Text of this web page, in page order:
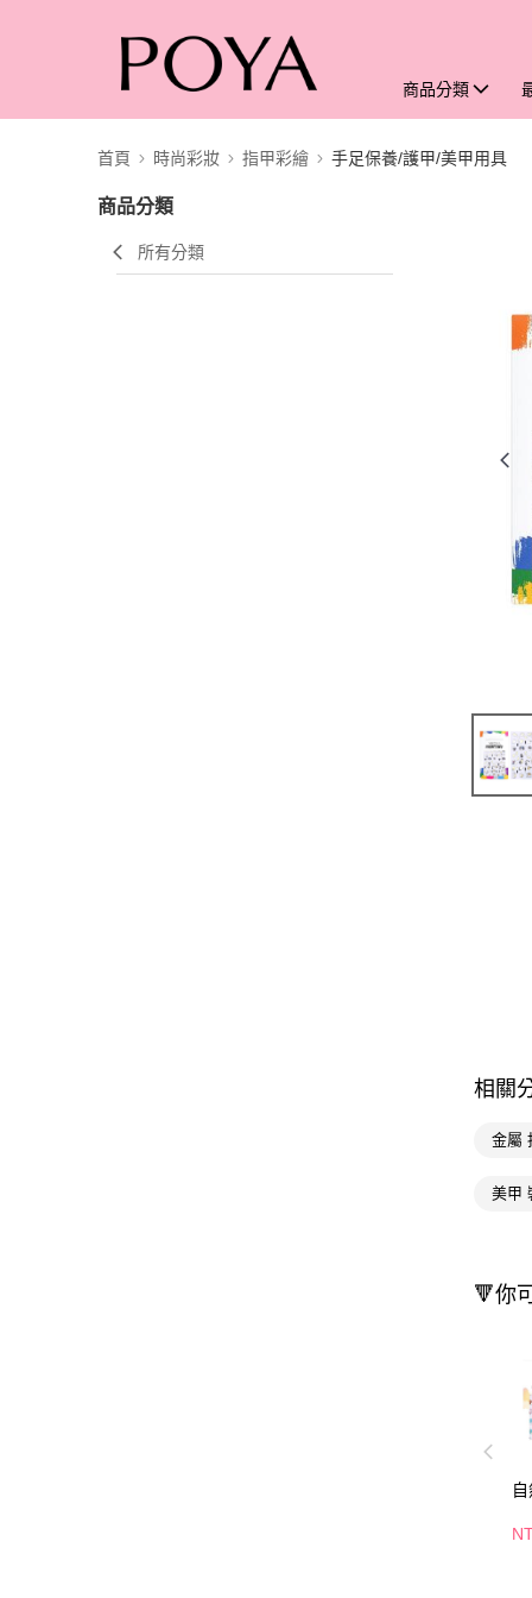
商品分類
首頁 時尚彩妝 指甲彩繪 手足保養/護甲/美甲用具
商品分類
所有分類
相關
金屬
美甲
🔻你